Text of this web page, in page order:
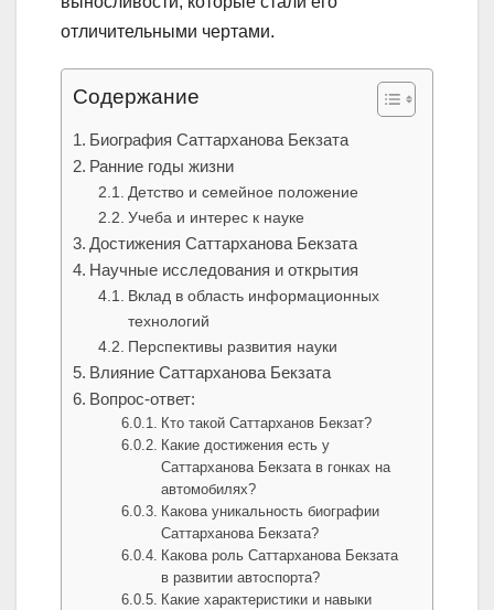
отличительными чертами.
Содержание
Биография Саттарханова Бекзата
Ранние годы жизни
Детство и семейное положение
Учеба и интерес к науке
Достижения Саттарханова Бекзата
Научные исследования и открытия
Вклад в область информационных
технологий
Перспективы развития науки
Влияние Саттарханова Бекзата
Вопрос-ответ:
Кто такой Саттарханов Бекзат?
Какие достижения есть у
Саттарханова Бекзата в гонках на
автомобилях?
Какова уникальность биографии
Саттарханова Бекзата?
Какова роль Саттарханова Бекзата
в развитии автоспорта?
Какие характеристики и навыки